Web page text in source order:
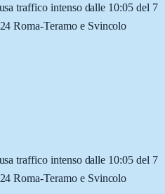
traffico intenso dalle 10:05 del 7
Roma-Teramo e Svincolo
traffico intenso dalle 10:05 del 7
Roma-Teramo e Svincolo